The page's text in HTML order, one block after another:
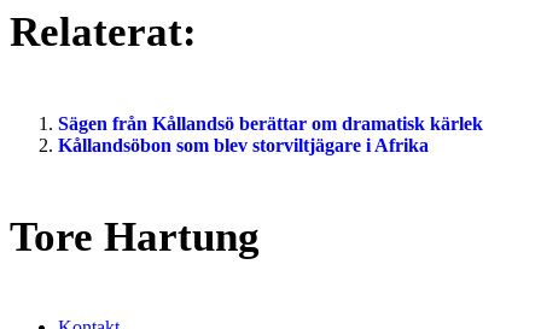
Relaterat:
Sägen från Kållandsö berättar om dramatisk kärlek
Kållandsöbon som blev storviltjägare i Afrika
Tore Hartung